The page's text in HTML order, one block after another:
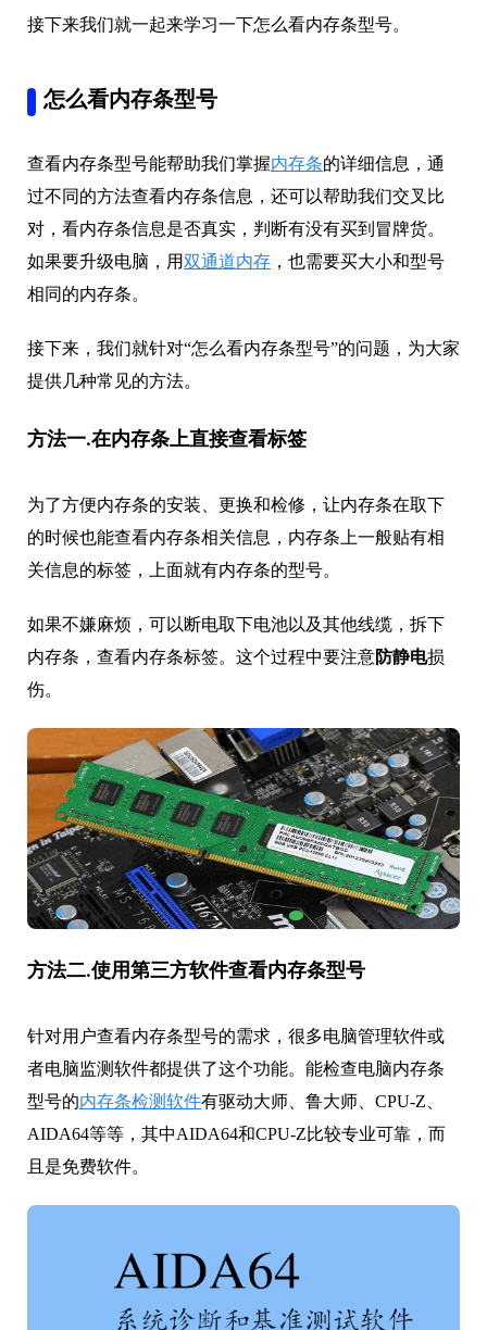
接下来我们就一起来学习一下怎么看内存条型号。
怎么看内存条型号
查看内存条型号能帮助我们掌握内存条的详细信息，通
过不同的方法查看内存条信息，还可以帮助我们交叉比
对，看内存条信息是否真实，判断有没有买到冒牌货。
如果要升级电脑，用双通道内存 ，也需要买大小和型号
相同的内存条。
接下来，我们就针对“怎么看内存条型号”的问题，为大家
提供几种常见的方法。
方法一.在内存条上直接查看标签
为了方便内存条的安装、更换和检修，让内存条在取下
的时候也能查看内存条相关信息，内存条上一般贴有相
关信息的标签，上面就有内存条的型号。
如果不嫌麻烦，可以断电取下电池以及其他线缆，拆下
内存条，查看内存条标签。这个过程中要注意防静电损
伤。
方法二.使用第三方软件查看内存条型号
针对用户查看内存条型号的需求，很多电脑管理软件或
者电脑监测软件都提供了这个功能。能检查电脑内存条
型号的内存条检测软件有驱动大师、鲁大师、CPU-Z、
AIDA64等等，其中AIDA64和CPU-Z比较专业可靠，而
且是免费软件。